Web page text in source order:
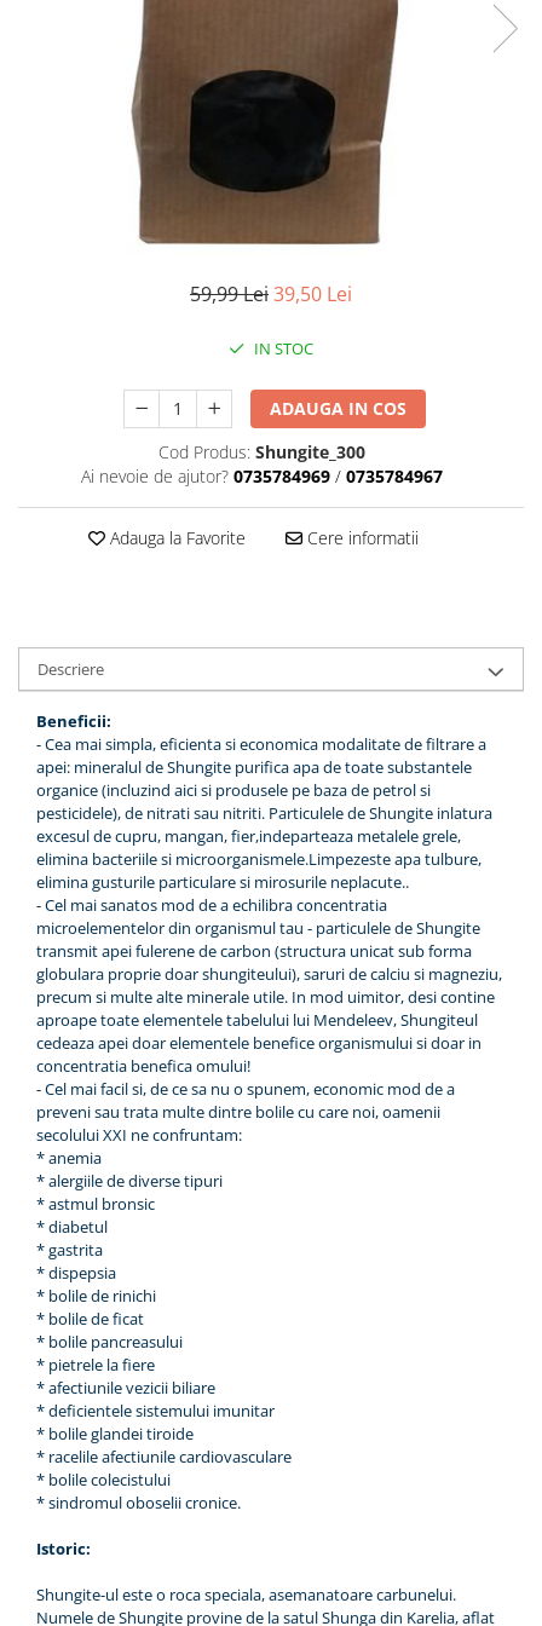
59,99 Lei39,50 Lei
IN STOC
ADAUGA IN COS
Cod Produs: Shungite_300
Ai nevoie de ajutor? 0735784969 / 0735784967
Adauga la Favorite Cere informatii
Descriere
Beneficii:
- Cea mai simpla, eficienta si economica modalitate de filtrare a
apei: mineralul de Shungite purifica apa de toate substantele
organice (incluzind aici si produsele pe baza de petrol si
pesticidele), de nitrati sau nitriti. Particulele de Shungite inlatura
excesul de cupru, mangan, fier,indeparteaza metalele grele,
elimina bacteriile si microorganismele.Limpezeste apa tulbure,
elimina gusturile particulare si mirosurile neplacute..
- Cel mai sanatos mod de a echilibra concentratia
microelementelor din organismul tau - particulele de Shungite
transmit apei fulerene de carbon (structura unicat sub forma
globulara proprie doar shungiteului), saruri de calciu si magneziu,
precum si multe alte minerale utile. In mod uimitor, desi contine
aproape toate elementele tabelului lui Mendeleev, Shungiteul
cedeaza apei doar elementele benefice organismului si doar in
concentratia benefica omului!
- Cel mai facil si, de ce sa nu o spunem, economic mod de a
preveni sau trata multe dintre bolile cu care noi, oamenii
secolului XXI ne confruntam:
* anemia
* alergiile de diverse tipuri
* astmul bronsic
* diabetul
* gastrita
* dispepsia
* bolile de rinichi
* bolile de ficat
* bolile pancreasului
* pietrele la fiere
* afectiunile vezicii biliare
* deficientele sistemului imunitar
* bolile glandei tiroide
* racelile afectiunile cardiovasculare
* bolile colecistului
* sindromul oboselii cronice.
Istoric:
Shungite-ul este o roca speciala, asemanatoare carbunelui.
Numele de Shungite provine de la satul Shunga din Karelia, aflat